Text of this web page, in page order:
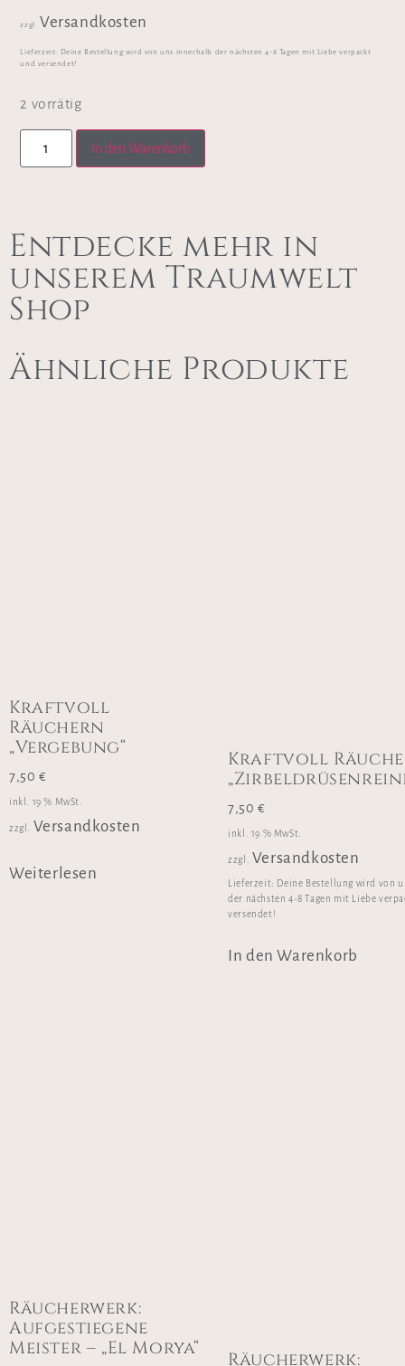
zzgl. Versandkosten
Lieferzeit:
Deine Bestellung wird von uns innerhalb der nächsten 4-8 Tagen mit Liebe verpackt
und versendet!
2 vorrätig
In den Warenkorb
Entdecke mehr in
unserem Traumwelt
Shop
Ähnliche Produkte
Kraftvoll
Räuchern
„Vergebung“
7,50 €
inkl. 19 % MwSt.
zzgl. Versandkosten
Weiterlesen
Kraftvoll
7,50€
inkl. 19 % MwSt.
zzgl. Versandkosten
Lieferzeit: Deine Bestellung wird von
der nächsten 4-8 Tagen mit Liebe
versendet!
In den Warenkorb
Räucherwerk:
Aufgestiegene
Meister – „El Morya“
Räucherwerk: